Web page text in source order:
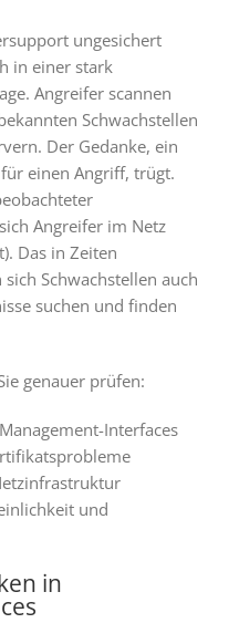
ungesichert
in einer stark
Angreifer scannen
Schwachstellen
Der Gedanke, ein
einen Angriff, trügt.
Angreifer im Netz
Das in Zeiten
Schwachstellen auch
suchen und finden
genauer prüfen:
Interfaces
und
in